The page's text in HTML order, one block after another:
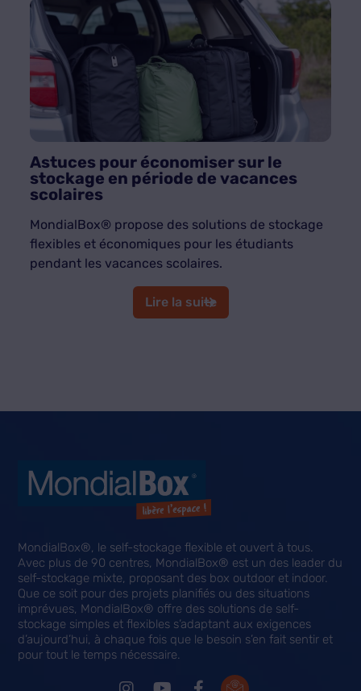
Astuces pour économiser sur le
stockage en période de vacances
scolaires
MondialBox® propose des solutions de stockage
flexibles et économiques pour les étudiants
pendant les vacances scolaires.
Lire la suite
MondialBox®, le self-stockage flexible et ouvert à tous.
Avec plus de 90 centres, MondialBox® est un des leader du
self-stockage mixte, proposant des box outdoor et indoor.
Que ce soit pour des projets planifiés ou des situations
imprévues, MondialBox® offre des solutions de self-
stockage simples et flexibles s’adaptant aux exigences
d’aujourd’hui, à chaque fois que le besoin s’en fait sentir et
pour tout le temps nécessaire.